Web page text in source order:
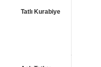
Tatlı Kurabiye